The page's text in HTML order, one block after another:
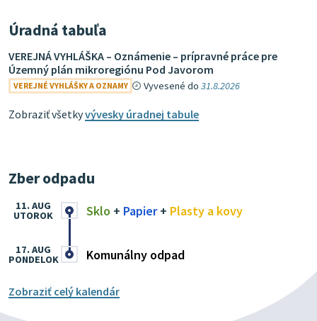
Úradná tabuľa
VEREJNÁ VYHLÁŠKA – Oznámenie – prípravné práce pre
Územný plán mikroregiónu Pod Javorom
VEREJNÉ VYHLÁŠKY A OZNAMY Vyvesené do31.8.2026
Zobraziť všetkyvývesky úradnej tabule
Zber odpadu
Sklo + Papier+ Plasty a kovy
11. AUG
UTOROK
Komunálny odpad
17. AUG
PONDELOK
Zobraziť celý kalendár